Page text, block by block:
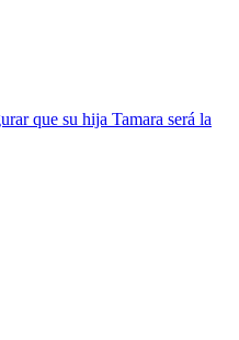
que su hija Tamara será la